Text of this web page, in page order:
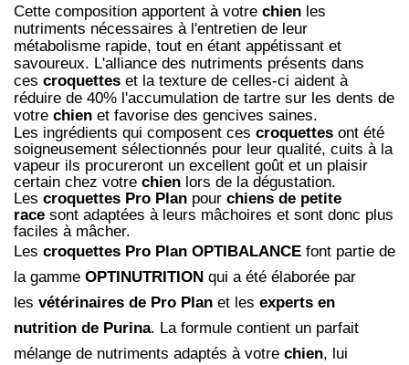
Cette composition apportent à votre chien les
nutriments nécessaires à l'entretien de leur
métabolisme rapide, tout en étant appétissant et
savoureux. L'alliance des nutriments présents dans
ces croquettes et la texture de celles-ci aident à
réduire de 40% l'accumulation de tartre sur les dents de
votre chien et favorise des gencives saines.
Les ingrédients qui composent ces croquettes ont été
soigneusement sélectionnés pour leur qualité, cuits à la
vapeur ils procureront un excellent goût et un plaisir
certain chez votre chien lors de la dégustation.
Les croquettes Pro Plan pour chiens de petite
race sont adaptées à leurs mâchoires et sont donc plus
faciles à mâcher.
Les croquettes Pro Plan OPTIBALANCE font partie de
la gamme OPTINUTRITION qui a été élaborée par
les vétérinaires de Pro Plan et les experts en
nutrition de Purina. La formule contient un parfait
mélange de nutriments adaptés à votre chien, lui